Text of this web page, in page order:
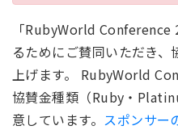
「RubyWorld
るためにご賛同いただき
上げます。 RubyWorld
協賛金種類（Ruby・
意しています。 スポンサー